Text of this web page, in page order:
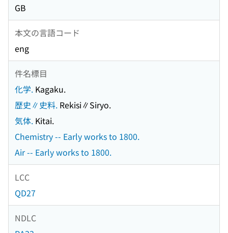
GB
本文の言語コード
eng
件名標目
化学. Kagaku.
歴史∥史料. Rekisi∥Siryo.
気体. Kitai.
Chemistry -- Early works to 1800.
Air -- Early works to 1800.
LCC
QD27
NDLC